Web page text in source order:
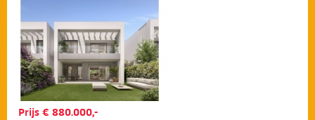
Prijs € 880.000,-